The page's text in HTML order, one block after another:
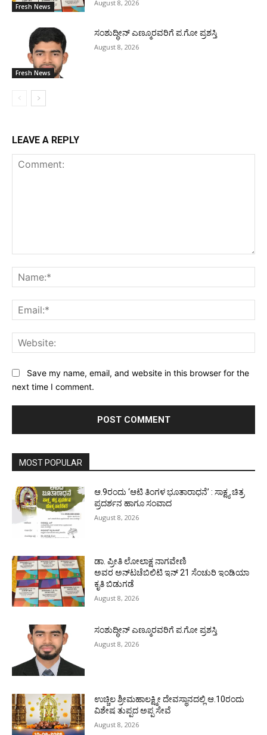
Fresh News August 8, 2026
Fresh News
ಸಂಶುದ್ಧೀನ್ ಎಣ್ಮೂರವರಿಗೆ ಪ.ಗೋ ಪ್ರಶಸ್ತಿ
August 8, 2026
LEAVE A REPLY
Save my name, email, and website in this browser for the
next time I comment.
MOST POPULAR
ಆ.9ರಂದು ‘ಆಟಿ ತಿಂಗಳ ಭೂತಾರಾಧನೆ’ : ಸಾಕ್ಷ್ಯ ಚಿತ್ರ
ಪ್ರದರ್ಶನ ಹಾಗೂ ಸಂವಾದ
August 8, 2026
ಡಾ. ಪ್ರೀತಿ ಲೋಲಾಕ್ಷ ನಾಗವೇಣಿ
ಅವರ ಅನ್‌ಟಚೆಬಿಲಿಟಿ ಇನ್ 21 ಸೆಂಚುರಿ ಇಂಡಿಯಾ
ಕೃತಿ ಬಿಡುಗಡೆ
August 8, 2026
ಸಂಶುದ್ಧೀನ್ ಎಣ್ಮೂರವರಿಗೆ ಪ.ಗೋ ಪ್ರಶಸ್ತಿ
August 8, 2026
ಉಚ್ಚಿಲ ಶ್ರೀಮಹಾಲಕ್ಷ್ಮೀ ದೇವಸ್ಥಾನದಲ್ಲಿ ಆ.10ರಂದು
ವಿಶೇಷ ತುಪ್ಪದ ಅಪ್ಪ ಸೇವೆ
August 8, 2026